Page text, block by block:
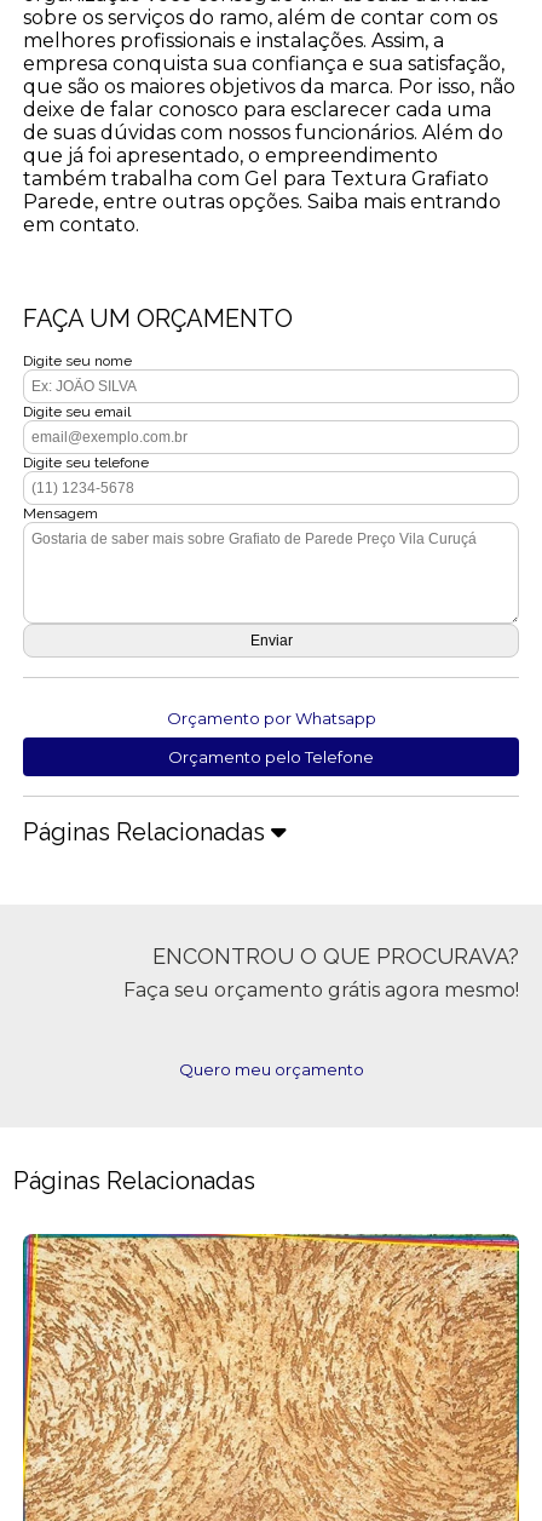
sobre os serviços do ramo, além de contar com os
melhores profissionais e instalações. Assim, a
empresa conquista sua confiança e sua satisfação,
que são os maiores objetivos da marca. Por isso, não
deixe de falar conosco para esclarecer cada uma
de suas dúvidas com nossos funcionários. Além do
que já foi apresentado, o empreendimento
também trabalha com Gel para Textura Grafiato
Parede, entre outras opções. Saiba mais entrando
em contato.
FAÇA UM ORÇAMENTO
Digite seu nome
Digite seu email
Digite seu telefone
Mensagem
Orçamento por Whatsapp
Orçamento pelo Telefone
Páginas Relacionadas
ENCONTROU O QUE PROCURAVA?
Faça seu orçamento grátis agora mesmo!
Quero meu orçamento
Páginas Relacionadas